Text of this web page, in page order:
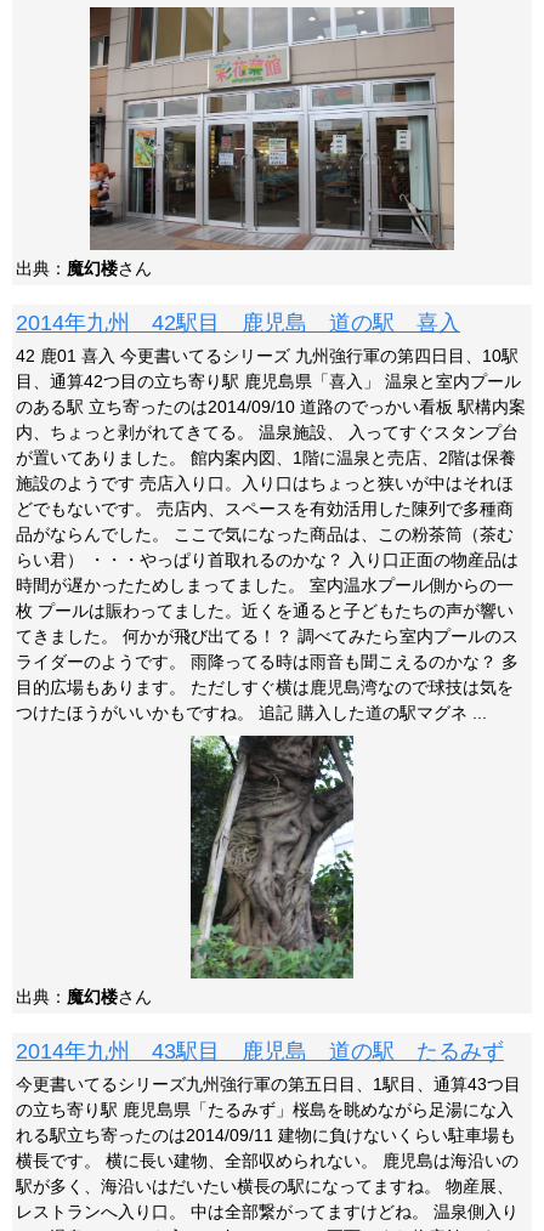
出典： 魔幻楼さん
2014年九州 42駅目 鹿児島 道の駅 喜入
42 鹿01 喜入 今更書いてるシリーズ 九州強行軍の第四日目、10駅
目、通算42つ目の立ち寄り駅 鹿児島県「喜入」 温泉と室内プール
のある駅 立ち寄ったのは2014/09/10 道路のでっかい看板 駅構内案
内、ちょっと剥がれてきてる。 温泉施設、 入ってすぐスタンプ台
が置いてありました。 館内案内図、1階に温泉と売店、2階は保養
施設のようです 売店入り口。入り口はちょっと狭いが中はそれほ
どでもないです。 売店内、スペースを有効活用した陳列で多種商
品がならんでした。 ここで気になった商品は、この粉茶筒（茶む
らい君） ・・・やっぱり首取れるのかな？ 入り口正面の物産品は
時間が遅かったためしまってました。 室内温水プール側からの一
枚 プールは賑わってました。近くを通ると子どもたちの声が響い
てきました。 何かが飛び出てる！？ 調べてみたら室内プールのス
ライダーのようです。 雨降ってる時は雨音も聞こえるのかな？ 多
目的広場もあります。 ただしすぐ横は鹿児島湾なので球技は気を
つけたほうがいいかもですね。 追記 購入した道の駅マグネ ...
出典： 魔幻楼さん
2014年九州 43駅目 鹿児島 道の駅 たるみず
今更書いてるシリーズ九州強行軍の第五日目、1駅目、通算43つ目
の立ち寄り駅 鹿児島県「たるみず」桜島を眺めながら足湯にな入
れる駅立ち寄ったのは2014/09/11 建物に負けないくらい駐車場も
横長です。 横に長い建物、全部収められない。 鹿児島は海沿いの
駅が多く、海沿いはだいたい横長の駅になってますね。 物産展、
レストランへ入り口。 中は全部繋がってますけどね。 温泉側入り